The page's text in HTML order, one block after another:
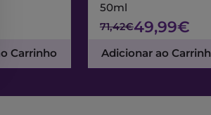
Carrinho
50ml
71,42€49,99€
Adicionar ao